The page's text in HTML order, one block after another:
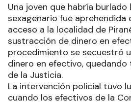
Una joven que habría burlado
sexagenario fue aprehendida
acceso a la localidad de
sustracción de dinero en
procedimiento se secuestró
dinero en efectivo,
de la Justicia.
La intervención policial tuvo
cuando los efectivos de la